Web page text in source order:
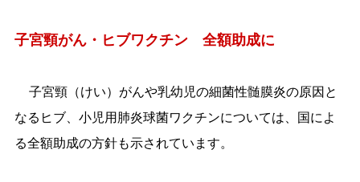
子宮頸がん・ヒブワクチン 全額助成に
子宮頸（けい）がんや乳幼児の細菌性髄膜炎の原因と
なるヒブ、小児用肺炎球菌ワクチンについては、国によ
る全額助成の方針も示されています。